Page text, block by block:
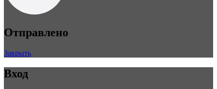
Отправлено
Закрыть
Вход